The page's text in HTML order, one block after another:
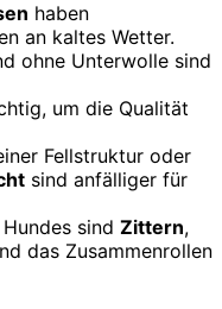
haben
an kaltes Wetter.
ohne Unterwolle sind
um die Qualität
Fellstruktur oder
sind anfälliger für
sind Zittern,
das Zusammenrollen